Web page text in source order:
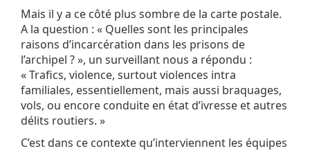
Mais il y a ce côté plus sombre de la carte postale.
A la question : « Quelles sont les principales
raisons d’incarcération dans les prisons de
l’archipel ? », un surveillant nous a répondu :
« Trafics, violence, surtout violences intra
familiales, essentiellement, mais aussi braquages,
vols, ou encore conduite en état d’ivresse et autres
délits routiers. »
C’est dans ce contexte qu’interviennent les équipes